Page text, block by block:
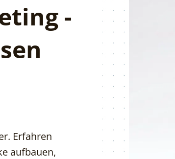
-
Erfahren
aufbauen,